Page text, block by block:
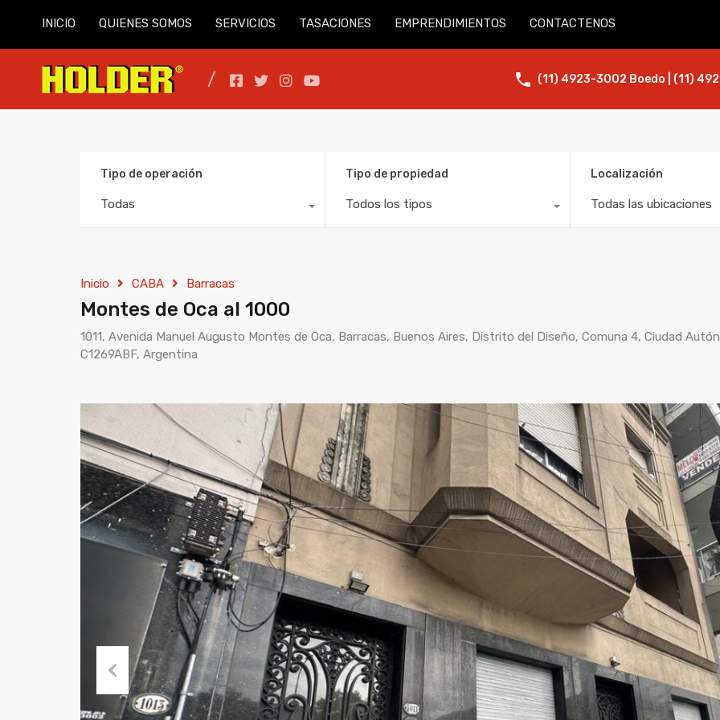
INICIO QUIENES SOMOS SERVICIOS TASACIONES EMPRENDIMIENTOS CONTACTENOS
(11) 4923-3002 Boedo | (11)
Tipo de operación
Todas
Tipo de propiedad
Todos los tipos
Localización
Todas las ubicaciones
Inicio CABA Barracas
Montes de Oca al 1000
1011, Avenida Manuel Augusto Montes de Oca, Barracas, Buenos Aires, Distrito del Diseño, Comuna 4, Ciudad
C1269ABF, Argentina
Previous